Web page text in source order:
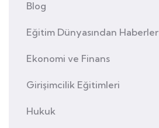
Blog
Eğitim Dünyasından Haberler
Ekonomi ve Finans
Girişimcilik Eğitimleri
Hukuk